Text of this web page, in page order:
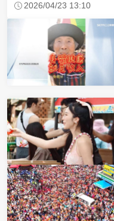
2026/04/23 13:10